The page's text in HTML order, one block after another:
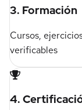
3. Formación
Cursos,
verificables
4.